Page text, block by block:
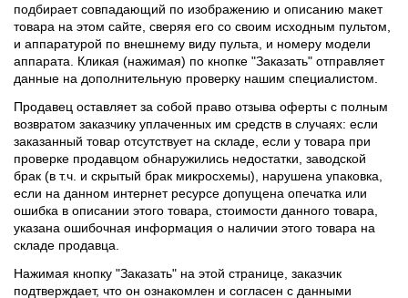
подбирает совпадающий по изображению и описанию макет
товара на этом сайте, сверяя его со своим исходным пультом,
и аппаратурой по внешнему виду пульта, и номеру модели
аппарата. Кликая (нажимая) по кнопке "Заказать" отправляет
данные на дополнительную проверку нашим специалистом.
Продавец оставляет за собой право отзыва оферты с полным
возвратом заказчику уплаченных им средств в случаях: если
заказанный товар отсутствует на складе, если у товара при
проверке продавцом обнаружились недостатки, заводской
брак (в т.ч. и скрытый брак микросхемы), нарушена упаковка,
если на данном интернет ресурсе допущена опечатка или
ошибка в описании этого товара, стоимости данного товара,
указана ошибочная информация о наличии этого товара на
складе продавца.
Нажимая кнопку "Заказать" на этой странице, заказчик
подтверждает, что он ознакомлен и согласен с данными